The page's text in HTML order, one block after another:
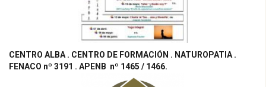
CENTRO ALBA . CENTRO DE FORMACIÓN . NATUROPATIA .
FENACO nº 3191 . APENB nº 1465 / 1466.